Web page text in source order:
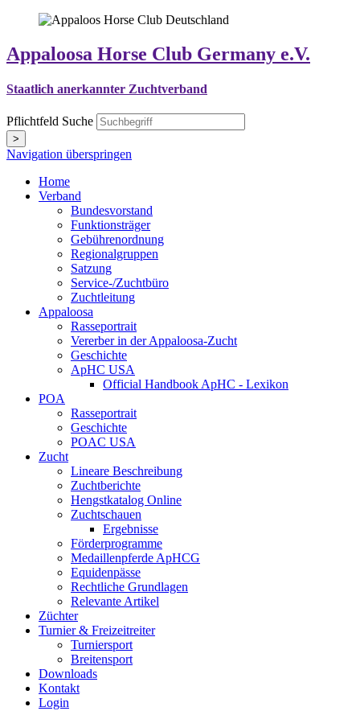
Appaloosa Horse Club Germany e.V.
Staatlich anerkannter Zuchtverband
Pflichtfeld Suche
>
Navigation überspringen
Home
Verband
Bundesvorstand
Funktionsträger
Gebührenordnung
Regionalgruppen
Satzung
Service-/Zuchtbüro
Zuchtleitung
Appaloosa
Rasseportrait
Vererber in der Appaloosa-Zucht
Geschichte
ApHC USA
Official Handbook ApHC - Lexikon
POA
Rasseportrait
Geschichte
POAC USA
Zucht
Lineare Beschreibung
Zuchtberichte
Hengstkatalog Online
Zuchtschauen
Ergebnisse
Förderprogramme
Medaillenpferde ApHCG
Equidenpässe
Rechtliche Grundlagen
Relevante Artikel
Züchter
Turnier & Freizeitreiter
Turniersport
Breitensport
Downloads
Kontakt
Login